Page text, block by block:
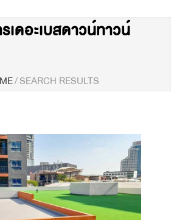
เดอะเบสดาวน์ทาวน์
/SEARCH RESULTS